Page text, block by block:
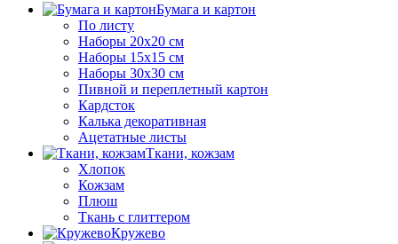
Бумага и картон
По листу
Наборы 20х20 см
Наборы 15х15 см
Наборы 30х30 см
Пивной и переплетный картон
Кардсток
Калька декоративная
Ацетатные листы
Ткани, кожзам
Хлопок
Кожзам
Плюш
Ткань с глиттером
Кружево